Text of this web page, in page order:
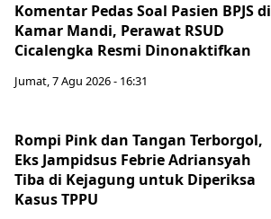
Komentar Pedas Soal Pasien BPJS di
Kamar Mandi, Perawat RSUD
Cicalengka Resmi Dinonaktifkan
Jumat, 7 Agu 2026 - 16:31
Rompi Pink dan Tangan Terborgol,
Eks Jampidsus Febrie Adriansyah
Tiba di Kejagung untuk Diperiksa
Kasus TPPU